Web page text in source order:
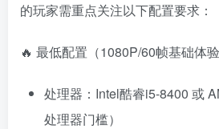
的玩家需重点关注以下配置要求：
🔥 最低配置（1080P/60帧基础体验
处理器：Intel酷睿i5-8400 或
处理器门槛）